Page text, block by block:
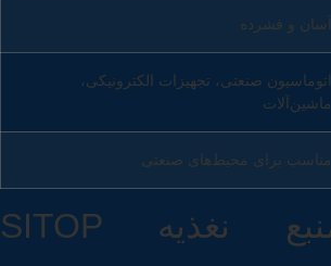
آسان و فشرده
اتوماسیون صنعتی، تجهیزات الکترونیکی،
ماشین‌آلات
مناسب برای محیط‌های صنعتی
کاربرد منبع نغذیه SITOP